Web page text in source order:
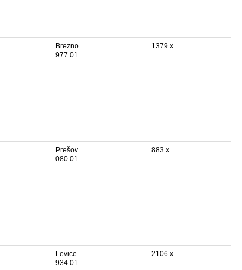
Brezno
977 01
1379 x
Prešov
080 01
883 x
Levice
934 01
2106 x